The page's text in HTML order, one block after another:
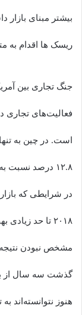
بیشتر مبنای
ریسک ها اقدام به
جنگ تجاری بین
فعالیت‌های تجاری
است. در چین به
۱۲.۸ درصد نسبت به سال گذشته کمتر شده است.
در شرایطی که
۲۰۱۸ تا حد
مشخص نبودن نتیجه
گذشت سه سال از
هنوز نتوانسته‌اند